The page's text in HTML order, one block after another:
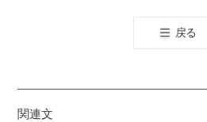
톡
공
기
戻る
関連文